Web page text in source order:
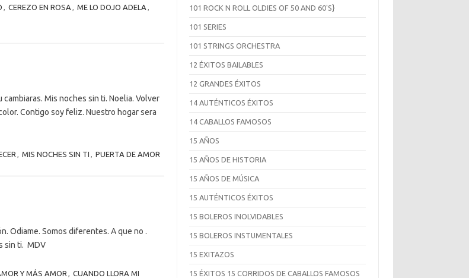
, CEREZO EN ROSA , ME LO DOJO ADELA ,
Mis noches sin ti. Noelia. Volver
Contigo soy feliz. Nuestro hogar sera
, MIS NOCHES SIN TI , PUERTA DE AMOR
Odiame. Somos diferentes. A que no .
sin ti. MDV
Y MÁS AMOR , CUANDO LLORA MI
101 ROCK N ROLL OLDIES OF 50 AND 60'S}
101 SERIES
101 STRINGS ORCHESTRA
12 ÉXITOS BAILABLES
12 GRANDES ÉXITOS
14 AUTÉNTICOS ÉXITOS
14 CABALLOS FAMOSOS
15 AÑOS
15 AÑOS DE HISTORIA
15 AÑOS DE MÚSICA
15 AUTÉNTICOS ÉXITOS
15 BOLEROS INOLVIDABLES
15 BOLEROS INSTUMENTALES
15 EXITAZOS
15 ÉXITOS 15 CORRIDOS DE CABALLOS FAMOSOS